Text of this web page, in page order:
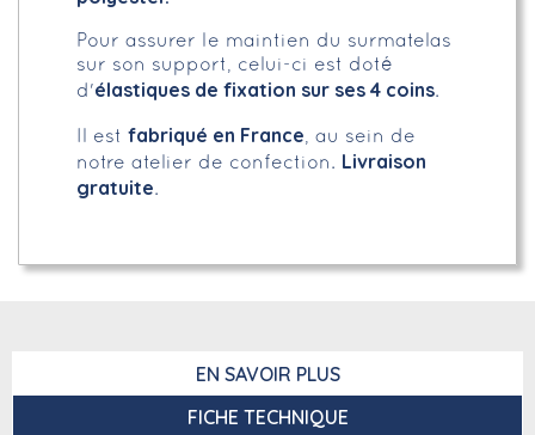
Pour assurer le maintien du surmatelas
sur son support, celui-ci est doté
d' élastiques de fixation sur ses 4 coins.
Il est fabriqué en France, au sein de
notre atelier de confection. Livraison
gratuite.
EN SAVOIR PLUS
FICHE TECHNIQUE